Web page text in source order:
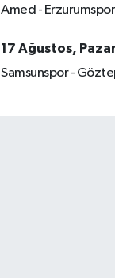
Amed - Erzurumspor
17 Ağustos,
Samsunspor -